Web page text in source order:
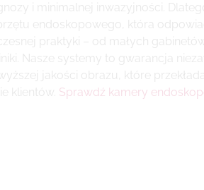
i minimalnej inwazyjności.
endoskopowego, która
praktyki – od małych
Nasze systemy to gwarancja
jakości obrazu, które
klientów. Sprawdź kamery